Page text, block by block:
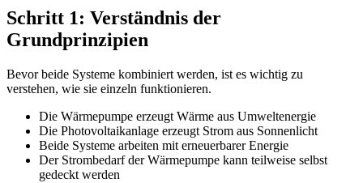
Schritt 1: Verständnis der
Grundprinzipien
Bevor beide Systeme kombiniert werden, ist es wichtig zu
verstehen, wie sie einzeln funktionieren.
Die Wärmepumpe erzeugt Wärme aus Umweltenergie
Die Photovoltaikanlage erzeugt Strom aus Sonnenlicht
Beide Systeme arbeiten mit erneuerbarer Energie
Der Strombedarf der Wärmepumpe kann teilweise selbst
gedeckt werden